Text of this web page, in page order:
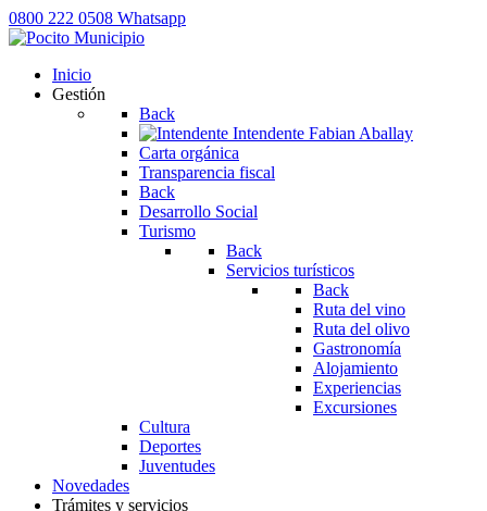
0800 222 0508 Whatsapp
Inicio
Gestión
Back
Intendente Fabian Aballay
Carta orgánica
Transparencia fiscal
Back
Desarrollo Social
Turismo
Back
Servicios turísticos
Back
Ruta del vino
Ruta del olivo
Gastronomía
Alojamiento
Experiencias
Excursiones
Cultura
Deportes
Juventudes
Novedades
Trámites y servicios